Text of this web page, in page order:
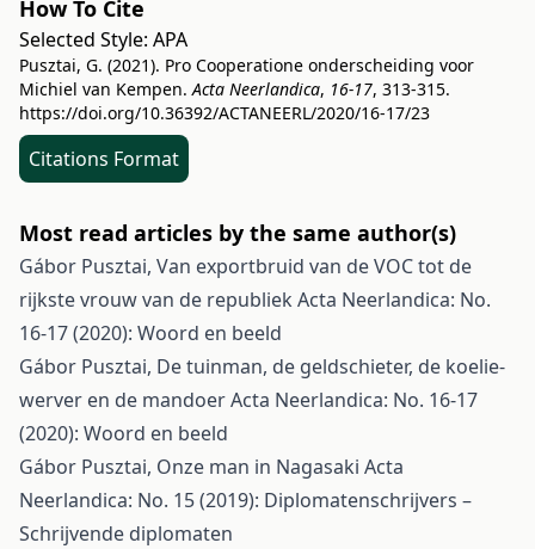
How To Cite
Selected Style: APA
Pusztai, G. (2021). Pro Cooperatione onderscheiding voor
Michiel van Kempen.Acta Neerlandica, 16-17, 313-315.
https://doi.org/10.36392/ACTANEERL/2020/16-17/23
Citations Format
Most read articles by the same author(s)
Gábor Pusztai, Van exportbruid van de VOC tot de
rijkste vrouw van de republiek Acta Neerlandica: No.
16-17 (2020): Woord en beeld
Gábor Pusztai, De tuinman, de geldschieter, de koelie-
werver en de mandoerActa Neerlandica: No. 16-17
(2020): Woord en beeld
Gábor Pusztai, Onze man in Nagasaki Acta
Neerlandica: No. 15 (2019): Diplomatenschrijvers –
Schrijvende diplomaten